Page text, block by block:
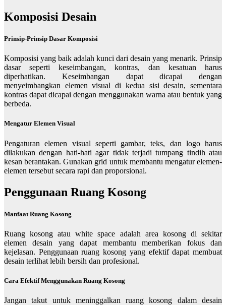
Komposisi Desain
Prinsip-Prinsip Dasar Komposisi
Komposisi yang baik adalah kunci dari desain yang menarik. Prinsip
dasar seperti keseimbangan, kontras, dan kesatuan harus
diperhatikan. Keseimbangan dapat dicapai dengan
menyeimbangkan elemen visual di kedua sisi desain, sementara
kontras dapat dicapai dengan menggunakan warna atau bentuk yang
berbeda.
Mengatur Elemen Visual
Pengaturan elemen visual seperti gambar, teks, dan logo harus
dilakukan dengan hati-hati agar tidak terjadi tumpang tindih atau
kesan berantakan. Gunakan grid untuk membantu mengatur elemen-
elemen tersebut secara rapi dan proporsional.
Penggunaan Ruang Kosong
Manfaat Ruang Kosong
Ruang kosong atau white space adalah area kosong di sekitar
elemen desain yang dapat membantu memberikan fokus dan
kejelasan. Penggunaan ruang kosong yang efektif dapat membuat
desain terlihat lebih bersih dan profesional.
Cara Efektif Menggunakan Ruang Kosong
Jangan takut untuk meninggalkan ruang kosong dalam desain